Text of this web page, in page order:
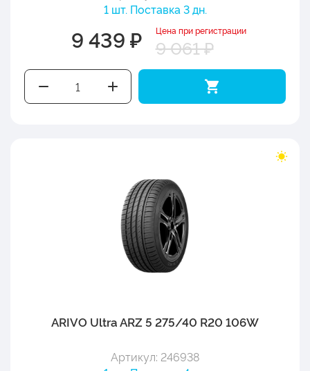
1 шт. Поставка 3 дн.
9 439 ₽ Цена при регистрации
9 061 ₽
ARIVO Ultra ARZ 5 275/40 R20 106W
Артикул: 246938